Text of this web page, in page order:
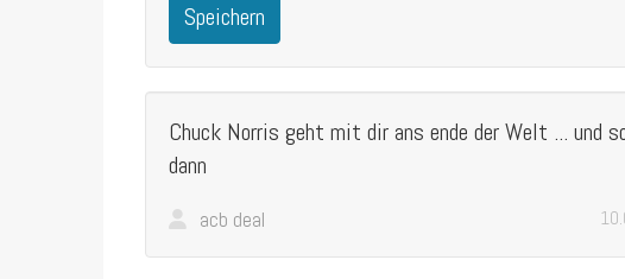
Speichern
Chuck Norris geht mit dir ans ende der Welt ... und
dann
acb deal